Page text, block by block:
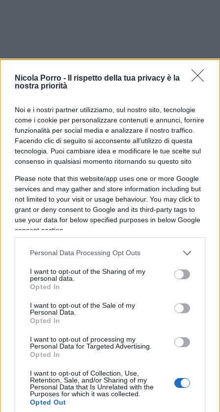
Nicola Porro -
Il rispetto della tua privacy è la
nostra priorità
Noi e i nostri partner utilizziamo, sul nostro sito, tecnologie
come i cookie per personalizzare contenuti e annunci, fornire
funzionalità per social media e analizzare il nostro traffico.
Facendo clic di seguito si acconsente all'utilizzo di questa
tecnologia. Puoi cambiare idea e modificare le tue scelte sul
consenso in qualsiasi momento ritornando su questo sito
Please note that this website/app uses one or more Google
services and may gather and store information including but
not limited to your visit or usage behaviour. You may click to
grant or deny consent to Google and its third-party tags to
use your data for below specified purposes in below Google
consent section.
Personal Data Processing Opt Outs
I want to opt-out of the Sharing of my
personal data.
Opted In
I want to opt-out of the Sale of my
Personal Data.
Opted In
I want to opt-out of processing my
Personal Data for Targeted Advertising.
Opted In
I want to opt-out of Collection, Use,
Retention, Sale, and/or Sharing of my
Personal Data that Is Unrelated with the
Purposes for which it was collected.
Opted Out
Una donna arrestata, 23 stranieri denunciati,
centinaia di persone identificate e otto quintali di
cavi di rame sequestrati. È il bilancio
dell’operazione straordinaria condotta dalla
Poggioreale,a Napoli, e nel Rione Ciambradi
Gioia Tauro.
L’intervento più rilevante è stato effettuato a
Napoli. Nel campo di Poggioreale gli agenti hanno
arrestato una cittadina rumena, accusata di
detenzione illegale di arma da fuoco
ricettazione, resistenza a pubblico ufficiale e furto
aggravato di energia elettrica. Durante i controlli è
stata infatti recuperata anche una pistola calibro 9
con caricatore.